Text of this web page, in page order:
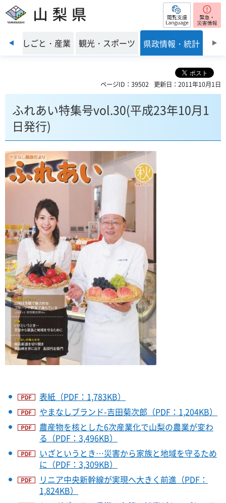
山梨県 閲覧支援
前のスライドを表示
境 しごと・産業 観光・スポーツ 県政情報・統計
ページID：39502 更新日：2011年10月1日
ふれあい特集号vol.30(平成23年10月1
日発行)
表紙（PDF：1,783KB）
やまなしブランド-吉田菊次郎（PDF：1,204KB）
農産物を核とした6次産業化で山梨の農業が変わ
る（PDF：3,496KB）
いざというとき…災害から家族と地域を守るため
に（PDF：3,309KB）
リニア中央新幹線が実現へ大きく前進（PDF：
1,824KB）